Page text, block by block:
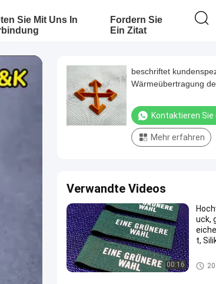
Sie Mit Uns In
Fordern Sie
Ein Zitat
beschriftet
Wärmeübertragung
Kontaktieren
Mehr erfahren
Verwandte Videos
00:16
uck,
t,
ufkleber